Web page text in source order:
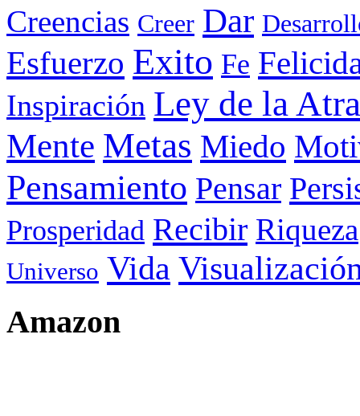
Creencias Creer Dar
Esfuerzo Exito Fe
Inspiración Ley de la
Mente Metas Miedo
Pensamiento Pensar
Prosperidad Recibir Riqueza
Universo Vida
Amazon